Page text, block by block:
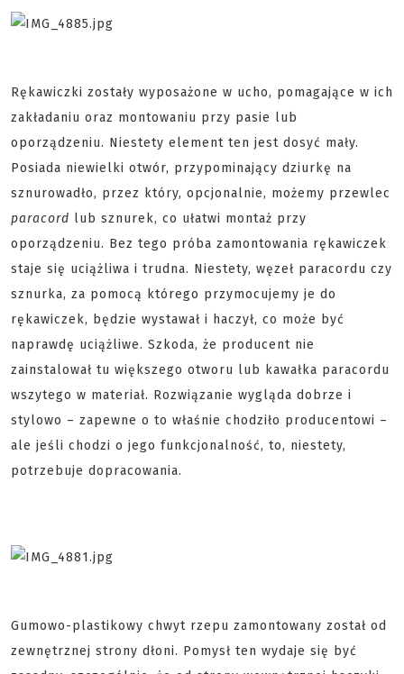
Rękawiczki zostały wyposażone w ucho, pomagające w ich
zakładaniu oraz montowaniu przy pasie lub
oporządzeniu. Niestety element ten jest dosyć mały.
Posiada niewielki otwór, przypominający dziurkę na
sznurowadło, przez który, opcjonalnie, możemy przewlec
paracord lub sznurek, co ułatwi montaż przy
oporządzeniu. Bez tego próba zamontowania rękawiczek
staje się uciążliwa i trudna. Niestety, węzeł paracordu czy
sznurka, za pomocą którego przymocujemy je do
rękawiczek, będzie wystawał i haczył, co może być
naprawdę uciążliwe. Szkoda, że producent nie
zainstalował tu większego otworu lub kawałka paracordu
wszytego w materiał. Rozwiązanie wygląda dobrze i
stylowo – zapewne o to właśnie chodziło producentowi –
ale jeśli chodzi o jego funkcjonalność, to, niestety,
potrzebuje dopracowania.
Gumowo-plastikowy chwyt rzepu zamontowany został od
zewnętrznej strony dłoni. Pomysł ten wydaje się być